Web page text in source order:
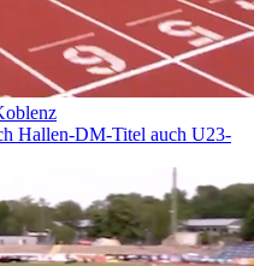
Hallen-DM-Titel auch U23-